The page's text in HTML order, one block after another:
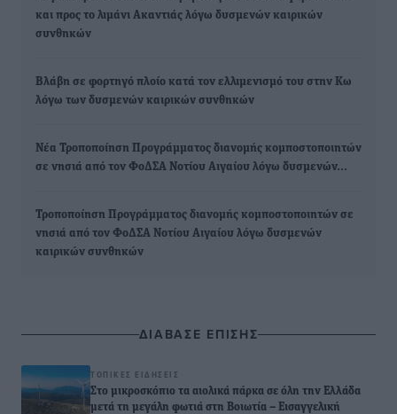
και προς το λιμάνι Ακαντιάς λόγω δυσμενών καιρικών
συνθηκών
Βλάβη σε φορτηγό πλοίο κατά τον ελλιμενισμό του στην Κω
λόγω των δυσμενών καιρικών συνθηκών
Νέα Τροποποίηση Προγράμματος διανομής κομποστοποιητών
σε νησιά από τον ΦοΔΣΑ Νοτίου Αιγαίου λόγω δυσμενών…
Τροποποίηση Προγράμματος διανομής κομποστοποιητών σε
νησιά από τον ΦοΔΣΑ Νοτίου Αιγαίου λόγω δυσμενών
καιρικών συνθηκών
ΔΙΑΒΑΣΕ ΕΠΙΣΗΣ
ΤΟΠΙΚΈΣ ΕΙΔΉΣΕΙΣ
Στο μικροσκόπιο τα αιολικά πάρκα σε όλη την Ελλάδα
μετά τη μεγάλη φωτιά στη Βοιωτία – Eισαγγελική